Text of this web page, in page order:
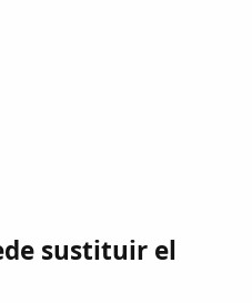
sustituir el